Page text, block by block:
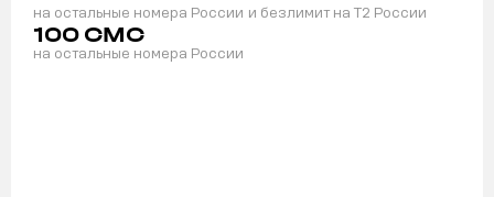
на остальные номера России и безлимит на T2 России
100 СМС
на остальные номера России